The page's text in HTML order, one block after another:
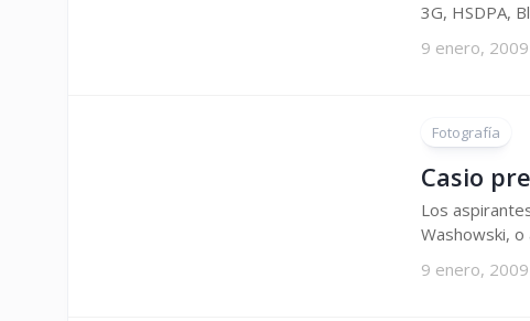
3G, HSDPA,
9 enero, 2009
Fotografía
Casio
Los
Washowski, o
9 enero, 2009